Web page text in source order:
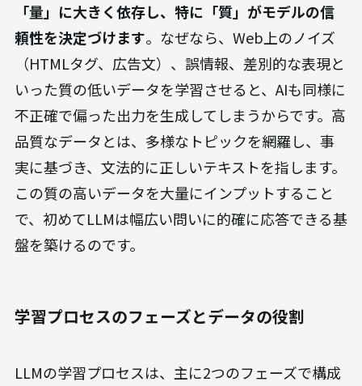
「量」に大きく依存し、特に「質」がモデルの信
頼性を決定づけます。なぜなら、Web上のノイズ
（HTMLタグ、広告文）、誤情報、差別的な表現と
いった質の低いデータを学習させると、AIも同様に
不正確で偏った出力を生成してしまうからです。高
品質なデータとは、多様なトピックを網羅し、事
実に基づき、文法的に正しいテキストを指します。
この質の高いデータを大量にインプットすること
で、初めてLLMは幅広い問いに的確に応答できる基
盤を築けるのです。
学習プロセスのフェーズとデータの役割
LLMの学習プロセスは、主に2つのフェーズで構成